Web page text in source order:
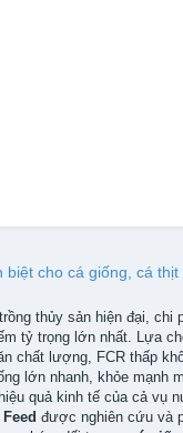
cho cá giống, cá thịt
thủy sản hiện đại, chi
tỷ trọng lớn nhất. Lựa
chất lượng, FCR thấp
lớn nhanh, khỏe mạnh
quả kinh tế của cả vụ
được nghiên cứu và